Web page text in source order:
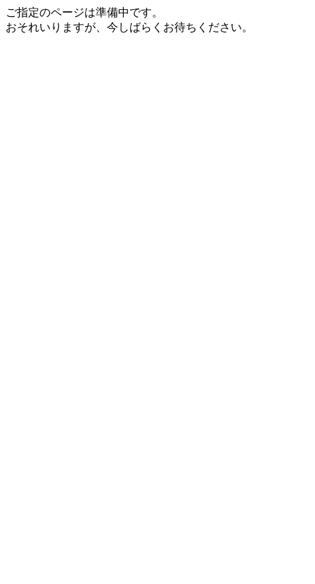
ご指定のページは準備中です。
おそれいりますが、今しばらくお待ちください。